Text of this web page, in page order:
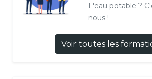
L'eau potable ?
nous !
Voir toutes les